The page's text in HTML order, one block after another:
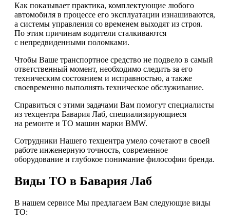
Как показывает практика, комплектующие любого
автомобиля в процессе его эксплуатации изнашиваются,
а системы управления со временем выходят из строя.
По этим причинам водители сталкиваются
с непредвиденными поломками.
Чтобы Ваше транспортное средство не подвело в самый
ответственный момент, необходимо следить за его
техническим состоянием и исправностью, а также
своевременно выполнять техническое обслуживание.
Справиться с этими задачами Вам помогут специалисты
из техцентра Бавария Лаб, специализирующиеся
на ремонте и ТО машин марки BMW.
Сотрудники Нашего техцентра умело сочетают в своей
работе инженерную точность, современное
оборудование и глубокое понимание философии бренда.
Виды ТО в Бавария Лаб
В нашем сервисе Мы предлагаем Вам следующие виды
ТО: